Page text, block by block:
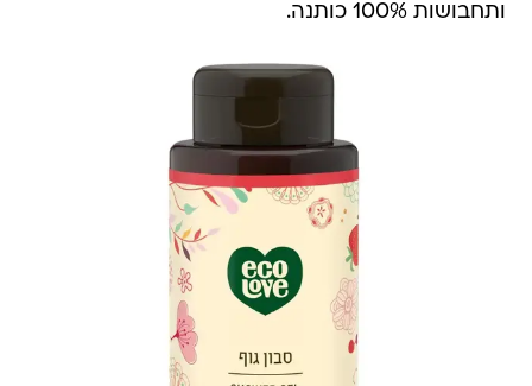
ותחבושות 100% כותנה.